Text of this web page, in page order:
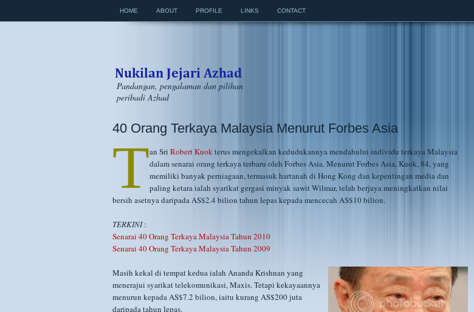
HOME ABOUT PROFILE LINKS CONTACT
Pandangan, pengalaman dan pilihan
peribadi Azhad
40 Orang Terkaya Malaysia Menurut Forbes Asia
Tan Sri Robert Kuokterus mengekalkan kedudukannya mendahului individu terkaya Malaysia
dalam senarai orang terkaya terbaru oleh Forbes Asia. Menurut Forbes Asia, Kuok, 84, yang
memiliki banyak perniagaan, termasuk hartanah di Hong Kong dan kepentingan media dan
paling ketara ialah syarikat gergasi minyak sawit Wilmar, telah berjaya meningkatkan nilai
bersih asetnya daripada AS$2.4 bilion tahun lepas kepada mencecah AS$10 bilion.
TERKINI:
Senarai 40 Orang Terkaya Malaysia Tahun 2010
Senarai 40 Orang Terkaya Malaysia Tahun 2009
Masih kekal di tempat kedua ialah Ananda Krishnan yang
menerajui syarikat telekomunikasi, Maxis. Tetapi kekayaannya
menurun kepada AS$7.2 bilion, iaitu kurang AS$200 juta
daripada tahun lepas.